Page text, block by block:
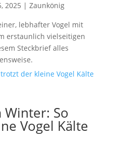
2025 | Zaunkönig
lebhafter Vogel mit
erstaunlich vielseitigen
Steckbrief alles
So
Vogel Kälte